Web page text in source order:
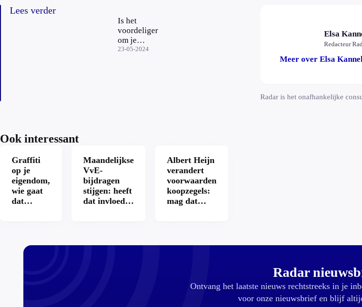
Lees verder
Is het
voordeliger
om je
zonnepanelen
23-05-2024
Elsa
Redacteur
Meer over Elsa
Radar is het onafhankelijke
Ook interessant
Graffiti
op je
eigendom,
wie gaat
dat
Maandelijkse
VvE-
bijdragen
stijgen: heeft
dat invloed
Albert Heijn
verandert
voorwaarden
koopzegels:
mag dat
Radar
Ontvang het laatste nieuws rechtstreeks in je
voor onze nieuwsbrief en blijf